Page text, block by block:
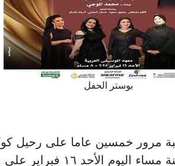
بوستر الحفل
مرور خمسين عاما على
مسرح معهد الموسيقى العربية